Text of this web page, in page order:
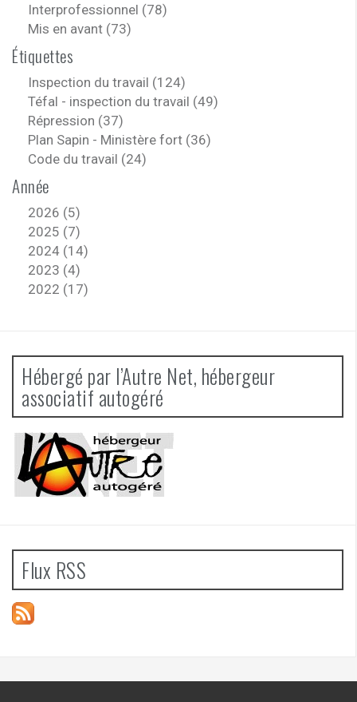
Interprofessionnel (78)
Mis en avant (73)
Étiquettes
Inspection du travail (124)
Téfal - inspection du travail (49)
Répression (37)
Plan Sapin - Ministère fort (36)
Code du travail (24)
Année
2026 (5)
2025 (7)
2024 (14)
2023 (4)
2022 (17)
Hébergé par l’Autre Net, hébergeur
associatif autogéré
Flux RSS